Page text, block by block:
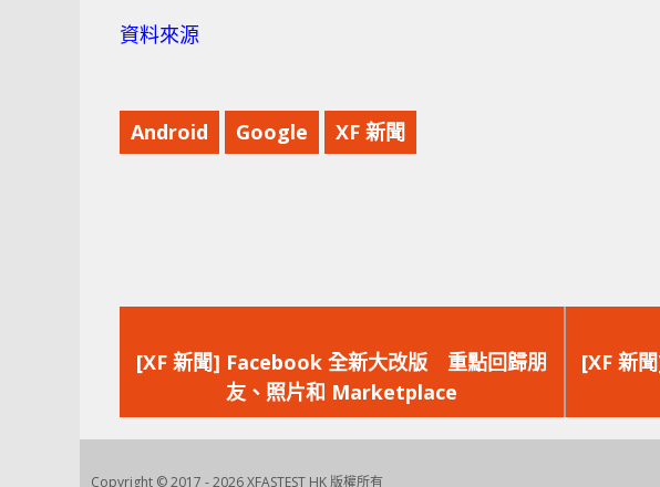
資料來源
Android Google XF 新聞
一
篇
文
[XF 新聞] Facebook 全新大改版 重點回歸朋
友、照片和 Marketplace
[XF 新
Copyright © 2017 - 2026 XFASTEST HK 版權所有